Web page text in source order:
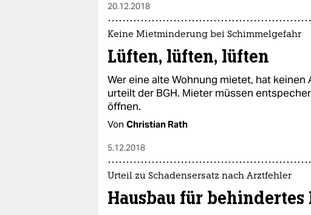
20.12.2018
Keine Mietminderung bei Schimmelgefahr
Lüften, lüften, lüften
Wer eine alte Wohnung mietet, hat keinen
urteilt der BGH. Mieter müssen
öffnen.
Von Christian Rath
5.12.2018
Urteil zu Schadensersatz nach Arztfehler
Hausbau für